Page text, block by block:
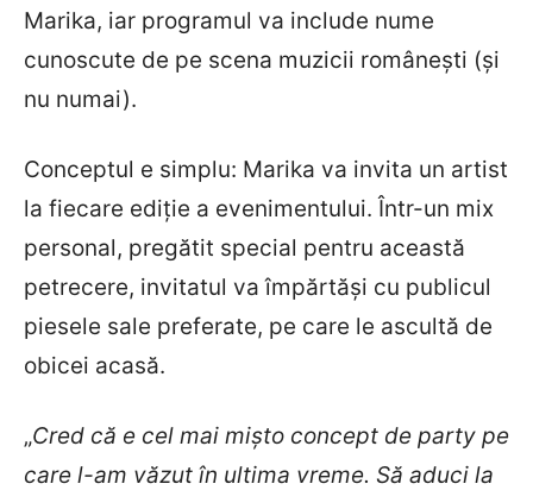
Marika, iar programul va include nume
cunoscute de pe scena muzicii româneşti (şi
nu numai).
Conceptul e simplu: Marika va invita un artist
la fiecare ediţie a evenimentului. Într-un mix
personal, pregătit special pentru această
petrecere, invitatul va împărtăşi cu publicul
piesele sale preferate, pe care le ascultă de
obicei acasă.
„Cred că e cel mai mișto concept de party pe
care l-am văzut în ultima vreme. Să aduci la